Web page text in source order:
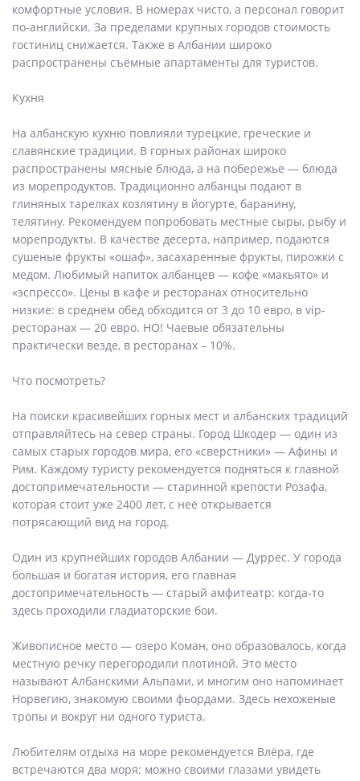
комфортные условия. В номерах чисто, а персонал говорит
по-английски. За пределами крупных городов стоимость
гостиниц снижается. Также в Албании широко
распространены съёмные апартаменты для туристов.
Кухня
На албанскую кухню повлияли турецкие, греческие и
славянские традиции. В горных районах широко
распространены мясные блюда, а на побережье — блюда
из морепродуктов. Традиционно албанцы подают в
глиняных тарелках козлятину в йогурте, баранину,
телятину. Рекомендуем попробовать местные сыры, рыбу и
морепродукты. В качестве десерта, например, подаются
сушеные фрукты «ошаф», засахаренные фрукты, пирожки с
медом. Любимый напиток албанцев — кофе «макьято» и
«эспрессо». Цены в кафе и ресторанах относительно
низкие: в среднем обед обходится от 3 до 10 евро, в vip-
ресторанах — 20 евро. НО! Чаевые обязательны
практически везде, в ресторанах – 10%.
Что посмотреть?
На поиски красивейших горных мест и албанских традиций
отправляйтесь на север страны. Город Шкодер — один из
самых старых городов мира, его «сверстники» — Афины и
Рим. Каждому туристу рекомендуется подняться к главной
достопримечательности — старинной крепости Розафа,
которая стоит уже 2400 лет, с неё открывается
потрясающий вид на город.
Один из крупнейших городов Албании — Дуррес. У города
большая и богатая история, его главная
достопримечательность — старый амфитеатр: когда-то
здесь проходили гладиаторские бои.
Живописное место — озеро Коман, оно образовалось, когда
местную речку перегородили плотиной. Это место
называют Албанскими Альпами, и многим оно напоминает
Норвегию, знакомую своими фьордами. Здесь нехоженые
тропы и вокруг ни одного туриста.
Любителям отдыха на море рекомендуется Влёра, где
встречаются два моря: можно своими глазами увидеть